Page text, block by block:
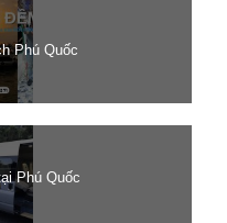
Phú Quốc
Phú Quốc